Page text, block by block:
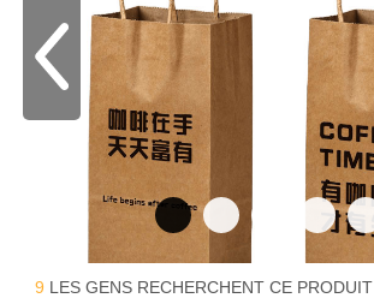
9 LES GENS RECHERCHENT CE PRODUIT